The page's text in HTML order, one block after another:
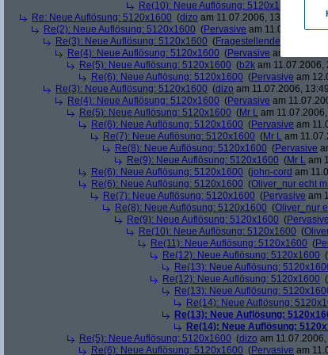
Re(10): Neue Auflösung: 5120x1600
Re: Neue Auflösung: 5120x1600 (dizo am 11.07.2006, 13:47:29)
Re(2): Neue Auflösung: 5120x1600 (Pervasive am 11.07.2006,
Re(3): Neue Auflösung: 5120x1600 (Fragestellender
Re(4): Neue Auflösung: 5120x1600 (Pervasive am
Re(5): Neue Auflösung: 5120x1600 (b2k am 11.07.2006,
Re(6): Neue Auflösung: 5120x1600 (Pervasive am
Re(3): Neue Auflösung: 5120x1600 (dizo am 11.07.2006,
Re(4): Neue Auflösung: 5120x1600 (Pervasive am
Re(5): Neue Auflösung: 5120x1600 (Mr L am
Re(6): Neue Auflösung: 5120x1600 (Pervasive am
Re(7): Neue Auflösung: 5120x1600 (Mr L am
Re(8): Neue Auflösung: 5120x1600 (Pervasive
Re(9): Neue Auflösung: 5120x1600 (Mr L am
Re(6): Neue Auflösung: 5120x1600 (john-cord am
Re(6): Neue Auflösung: 5120x1600 (Oliver_nur echt
Re(7): Neue Auflösung: 5120x1600 (Pervasive am
Re(8): Neue Auflösung: 5120x1600 (Oliver_nur
Re(9): Neue Auflösung: 5120x1600 (Pervasive
Re(10): Neue Auflösung: 5120x1600 (
Re(11): Neue Auflösung: 5120x1600 (
Re(12): Neue Auflösung: 5120x1600 (
Re(13): Neue Auflösung:
Re(12): Neue Auflösung: 5120x1600 (
Re(13): Neue Auflösung:
Re(14): Neue Auflösung:
Re(13): Neue Auflösung:
Re(14): Neue Auflösung:
Re(5): Neue Auflösung: 5120x1600 (dizo am
Re(6): Neue Auflösung: 5120x1600 (Pervasive am